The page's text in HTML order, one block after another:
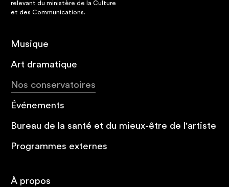
relevant du ministère de la Culture
et des Communications.
Musique
Art dramatique
Nos conservatoires
Événements
Bureau de la santé et du mieux-être de l'artiste
Programmes externes
À propos